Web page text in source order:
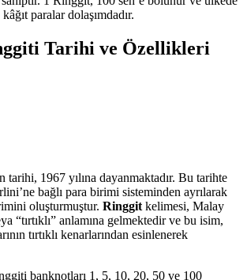
paralar dolaşımdadır.
Tarihi ve Özellikleri
tarihi, 1967 yılına dayanmaktadır. Bu tarihte
bağlı para birimi sisteminden ayrılarak
oluşturmuştur. Ringgit kelimesi, Malay
“tırtıklı” anlamına gelmektedir ve bu isim,
tırtıklı kenarlarından esinlenerek
banknotları 1, 5, 10, 20, 50 ve 100